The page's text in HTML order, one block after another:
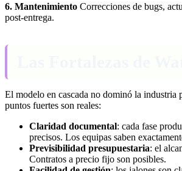
6. Mantenimiento Correcciones de bugs,
post-entrega.
El modelo en cascada no dominó la industria
puntos fuertes son reales:
Claridad documental: cada fase
precisos. Los equipas saben
Previsibilidad presupuestaria: el
Contratos a precio fijo son posibles.